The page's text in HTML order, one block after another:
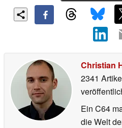
Christian
2341
Ein C64
die Welt